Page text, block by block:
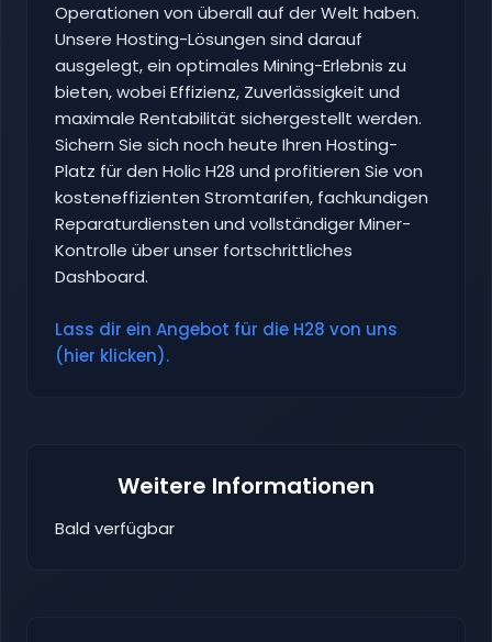
Operationen von überall auf der Welt haben.
Unsere Hosting-Lösungen sind darauf
ausgelegt, ein optimales Mining-Erlebnis zu
bieten, wobei Effizienz, Zuverlässigkeit und
maximale Rentabilität sichergestellt werden.
Sichern Sie sich noch heute Ihren Hosting-
Platz für den Holic H28 und profitieren Sie von
kosteneffizienten Stromtarifen, fachkundigen
Reparaturdiensten und vollständiger Miner-
Kontrolle über unser fortschrittliches
Dashboard.
Lass dir ein Angebot für die H28 von uns
(hier klicken).
Weitere Informationen
Bald verfügbar